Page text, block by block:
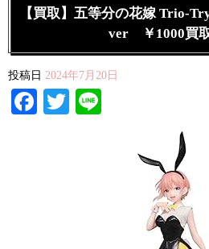
【買取】五等分の花嫁 Trio-
ver ￥1000買
投稿日 2024年7月20日
Facebook
Twitter